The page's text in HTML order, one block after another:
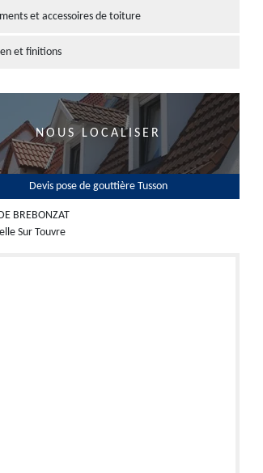
et accessoires de toiture
et finitions
NOUS LOCALISER
Devis pose de gouttière Tusson
BREBONZAT
Sur Touvre